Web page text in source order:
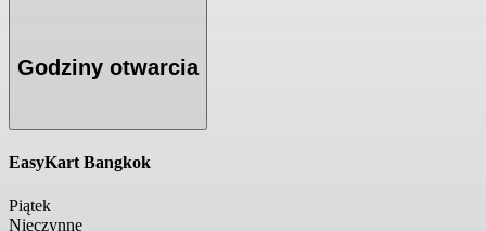
Godziny otwarcia
EasyKart Bangkok
Piątek
Nieczynne